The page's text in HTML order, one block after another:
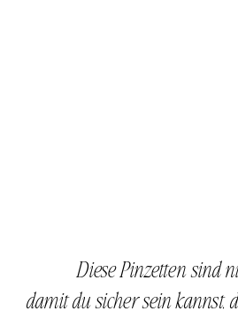
Diese Pinzetten sind
damit du sicher sein kannst,